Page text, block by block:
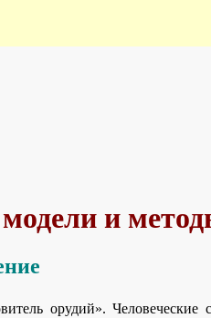
и
орудий».